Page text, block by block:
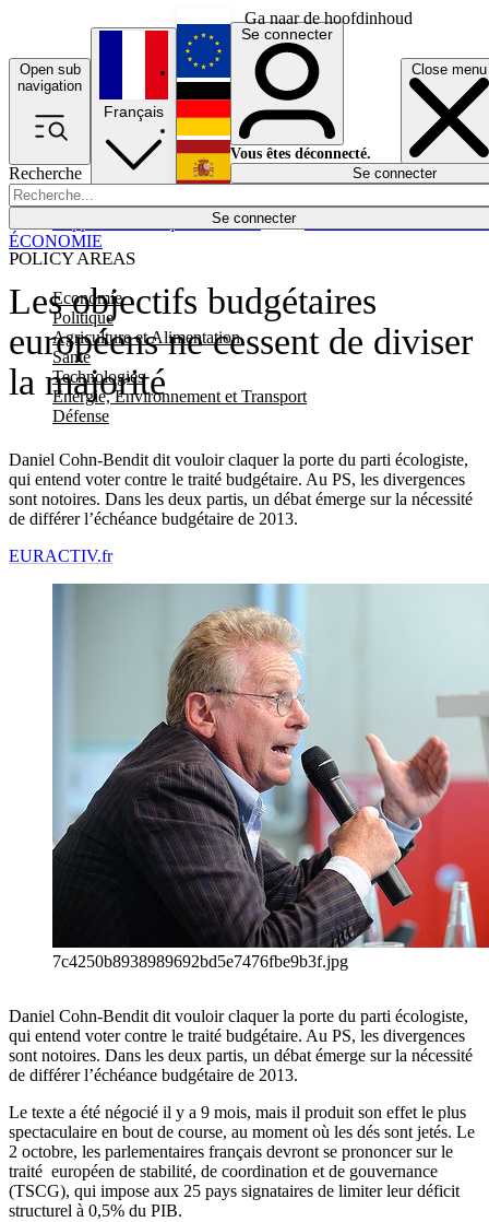
Ga naar de hoofdinhoud
Open sub
navigation
Close menu
Recherche
Se connecter
POLICY AREAS
Economie
Politique
Agriculture et Alimentation
Santé
Technologies
Energie, Environnement et Transport
Défense
Économie
Français
English
Deutsch
Español
Se connecter
Vous êtes déconnecté.
Se connecter
Les objectifs budgétaires
européens ne cessent de diviser
la majorité
Daniel Cohn-Bendit dit vouloir claquer la porte du parti écologiste,
qui entend voter contre le traité budgétaire. Au PS, les divergences
sont notoires. Dans les deux partis, un débat émerge sur la nécessité
de différer l’échéance budgétaire de 2013.
ÉCONOMIE
EURACTIV.fr
7c4250b8938989692bd5e7476fbe9b3f.jpg
Daniel Cohn-Bendit dit vouloir claquer la porte du parti écologiste,
qui entend voter contre le traité budgétaire. Au PS, les divergences
sont notoires. Dans les deux partis, un débat émerge sur la nécessité
de différer l’échéance budgétaire de 2013.
Le texte a été négocié il y a 9 mois, mais il produit son effet le plus
spectaculaire en bout de course, au moment où les dés sont jetés. Le
2 octobre, les parlementaires français devront se prononcer sur le
traité européen de stabilité, de coordination et de gouvernance
(TSCG), qui impose aux 25 pays signataires de limiter leur déficit
structurel à 0,5% du PIB.